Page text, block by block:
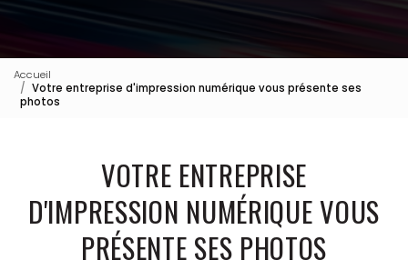
Accueil
Votre entreprise d'impression numérique vous présente ses
photos
VOTRE ENTREPRISE
D'IMPRESSION NUMÉRIQUE VOUS
PRÉSENTE SES PHOTOS